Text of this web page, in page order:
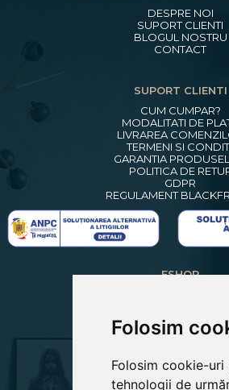
Folosim
Folosim cookie-uri
tehnologii de
DESPRE NOI
SUPORT CLIENTI
BLOGUL NOSTRU
CONTACT
SUPORT CLIENTI
CUM CUMPAR?
MODALITATI DE
LIVRAREA
TERMENI SI
GARANTIA
POLITICA DE
GDPR
REGULAMENT
ESHOP
RECUPERARE
EDITARE PROFIL
PREFERINTE